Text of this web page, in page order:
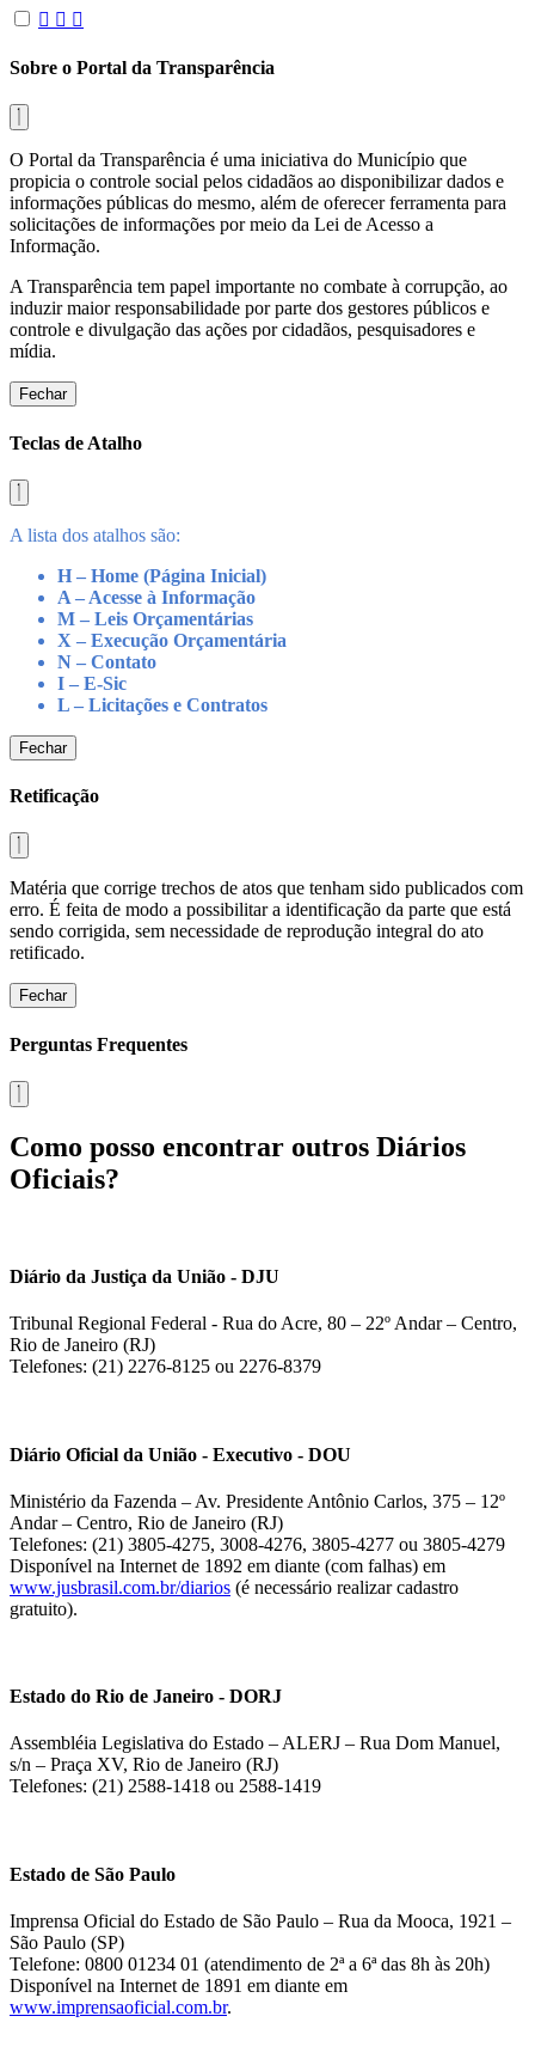
Sobre o Portal da Transparência
O Portal da Transparência é uma iniciativa do Município que
propicia o controle social pelos cidadãos ao disponibilizar dados e
informações públicas do mesmo, além de oferecer ferramenta para
solicitações de informações por meio da Lei de Acesso a
Informação.
A Transparência tem papel importante no combate à corrupção, ao
induzir maior responsabilidade por parte dos gestores públicos e
controle e divulgação das ações por cidadãos, pesquisadores e
mídia.
Fechar
Teclas de Atalho
A lista dos atalhos são:
H – Home (Página Inicial)
A – Acesse à Informação
M – Leis Orçamentárias
X – Execução Orçamentária
N – Contato
I – E-Sic
L – Licitações e Contratos
Fechar
Retificação
Matéria que corrige trechos de atos que tenham sido publicados com
erro. É feita de modo a possibilitar a identificação da parte que está
sendo corrigida, sem necessidade de reprodução integral do ato
retificado.
Fechar
Perguntas Frequentes
Como posso encontrar outros Diários
Oficiais?
Diário da Justiça da União - DJU
Tribunal Regional Federal - Rua do Acre, 80 – 22º Andar – Centro,
Rio de Janeiro (RJ)
Telefones: (21) 2276-8125 ou 2276-8379
Diário Oficial da União - Executivo - DOU
Ministério da Fazenda – Av. Presidente Antônio Carlos, 375 – 12º
Andar – Centro, Rio de Janeiro (RJ)
Telefones: (21) 3805-4275, 3008-4276, 3805-4277 ou 3805-4279
Disponível na Internet de 1892 em diante (com falhas) em
www.jusbrasil.com.br/diarios (é necessário realizar cadastro
gratuito).
Estado do Rio de Janeiro - DORJ
Assembléia Legislativa do Estado – ALERJ – Rua Dom Manuel,
s/n – Praça XV, Rio de Janeiro (RJ)
Telefones: (21) 2588-1418 ou 2588-1419
Estado de São Paulo
Imprensa Oficial do Estado de São Paulo – Rua da Mooca, 1921 –
São Paulo (SP)
Telefone: 0800 01234 01 (atendimento de 2ª a 6ª das 8h às 20h)
Disponível na Internet de 1891 em diante em
www.imprensaoficial.com.br.